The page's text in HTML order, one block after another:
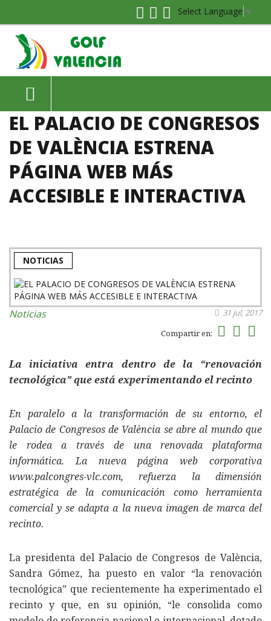
Select Language ▼
EL PALACIO DE CONGRESOS
DE VALÈNCIA ESTRENA
PÁGINA WEB MÁS
ACCESIBLE E INTERACTIVA
NOTICIAS
Noticias
31 jul, 2017
Compartir en:
La iniciativa entra dentro de la “renovación
tecnológica” que está experimentando el recinto
En paralelo a la transformación de su entorno, el
Palacio de Congresos de València se abre al mundo que
le rodea a través de una renovada plataforma
informática. La nueva página web corporativa
www.palcongres-vlc.com, refuerza la dimensión
estratégica de la comunicación como herramienta
comercial y se adapta a la nueva imagen de marca del
recinto.
La presidenta del Palacio de Congresos de València,
Sandra Gómez, ha puesto en valor “la renovación
tecnológica” que recientemente ha experimentado el
recinto y que, en su opinión, “le consolida como